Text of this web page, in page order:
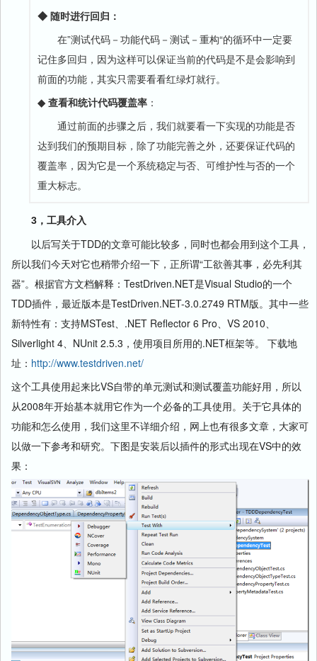
◆ 随时进行回归：
在”测试代码－功能代码－测试－重构“的循环中一定要
记住多回归，因为这样可以保证当前的代码是不是会影响到
前面的功能，其实只需要看看红绿灯就行。
◆ 查看和统计代码覆盖率 ：
通过前面的步骤之后，我们就要看一下实现的功能是否
达到我们的预期目标，除了功能完善之外，还要保证代码的
覆盖率，因为它是一个系统稳定与否、可维护性与否的一个
重大标志。
3，工具介入
以后写关于TDD的文章可能比较多，同时也都会用到这个工具，
所以我们今天对它也稍带介绍一下，正所谓“工欲善其事，必先利其
器”。根据官方文档解释：TestDriven.NET是Visual Studio的一个
TDD插件，最近版本是TestDriven.NET-3.0.2749 RTM版。其中一些
新特性有：支持MSTest、.NET Reflector 6 Pro、VS 2010、
Silverlight 4、NUnit 2.5.3，使用项目所用的.NET框架等。 下载地
址： http://www.testdriven.net/
这个工具使用起来比VS自带的单元测试和测试覆盖功能好用，所以
从2008年开始基本就用它作为一个必备的工具使用。关于它具体的
功能和怎么使用，我们这里不详细介绍，网上也有很多文章，大家可
以做一下参考和研究。下图是安装后以插件的形式出现在VS中的效
果：